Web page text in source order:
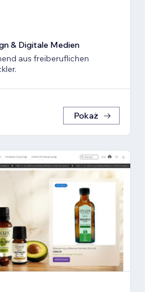
& Digitale Medien
aus freiberuflichen
Pokaż